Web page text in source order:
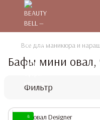
Все для маникюра и
Бафы мини овал,
Фильтр
4